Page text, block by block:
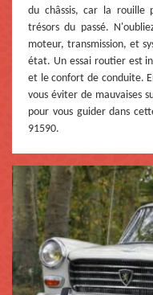
du châssis, car la rouille
trésors du passé.
moteur, transmission, et
état. Un essai routier est
et le confort de conduite.
vous éviter de mauvaises
pour vous guider dans
91590.